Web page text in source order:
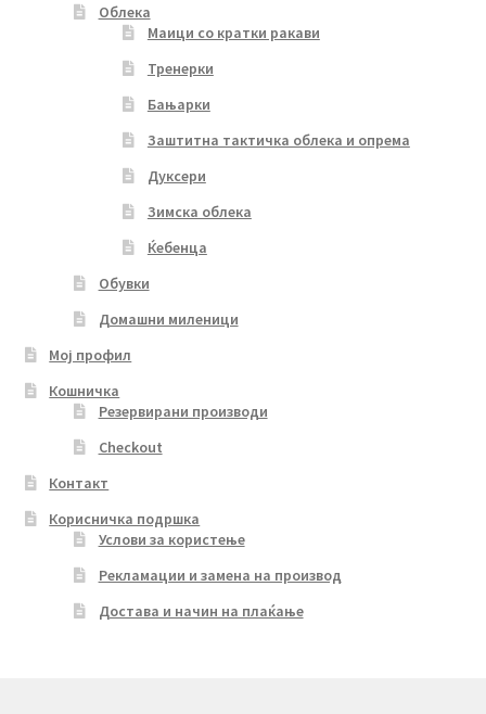
Облека
Маици со кратки ракави
Тренерки
Бањарки
Заштитна тактичка облека и опрема
Дуксери
Зимска облека
Ќебенца
Обувки
Домашни миленици
Мој профил
Кошничка
Резервирани производи
Checkout
Контакт
Корисничка подршка
Услови за користење
Рекламации и замена на производ
Достава и начин на плаќање